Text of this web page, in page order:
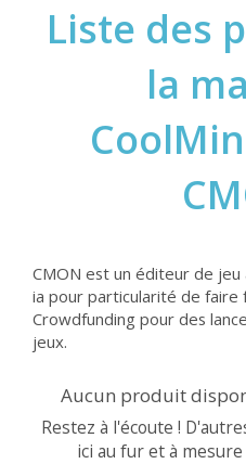
Liste des
la
CMON est un éditeur de
ia pour particularité de faire
Crowdfunding pour des
jeux.
Aucun produit
Restez à l'écoute !
ici au fur et à